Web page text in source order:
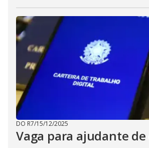
DO R7/15/12/2025
Vaga para ajudante de